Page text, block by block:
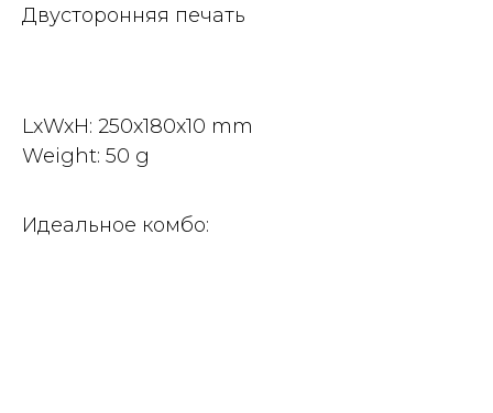
Двусторонняя печать
LxWxH: 250x180x10 mm
Weight: 50 g
Идеальное комбо: